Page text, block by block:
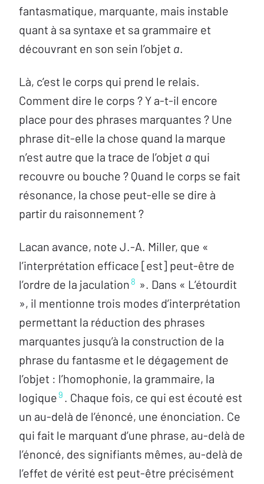
fantasmatique, marquante, mais instable
quant à sa syntaxe et sa grammaire et
découvrant en son sein l’objet a.
Là, c’est le corps qui prend le relais.
Comment dire le corps ? Y a-t-il encore
place pour des phrases marquantes ? Une
phrase dit-elle la chose quand la marque
n’est autre que la trace de l’objet a qui
recouvre ou bouche ? Quand le corps se fait
résonance, la chose peut-elle se dire à
partir du raisonnement ?
Lacan avance, note J.‑A. Miller, que «
l’interprétation efficace [est] peut-être de
l’ordre de la jaculation 8 ». Dans « L’étourdit
», il mentionne trois modes d’interprétation
permettant la réduction des phrases
marquantes jusqu’à la construction de la
phrase du fantasme et le dégagement de
l’objet : l’homophonie, la grammaire, la
logique 9 . Chaque fois, ce qui est écouté est
un au-delà de l’énoncé, une énonciation. Ce
qui fait le marquant d’une phrase, au-delà de
l’énoncé, des signifiants mêmes, au-delà de
l’effet de vérité est peut-être précisément